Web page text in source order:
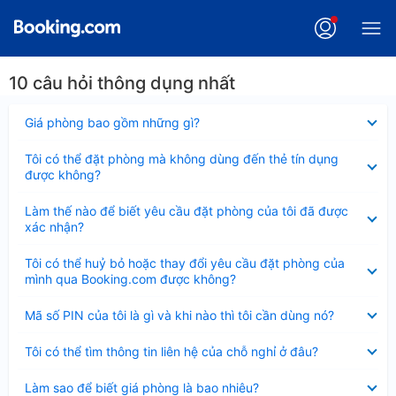
10 câu hỏi thông dụng nhất
Giá phòng bao gồm những gì?
thu
Tôi có thể đặt phòng mà không dùng đến thẻ tín dụng
được không?
thu
gọn
Làm thế nào để biết yêu cầu đặt phòng của tôi đã được
xác nhận?
thu
gọn
Tôi có thể huỷ bỏ hoặc thay đổi yêu cầu đặt phòng của
mình qua Booking.com được không?
thu
gọn
Mã số PIN của tôi là gì và khi nào thì tôi cần dùng nó?
thu
Tôi có thể tìm thông tin liên hệ của chỗ nghỉ ở đâu?
thu
Làm sao để biết giá phòng là bao nhiêu?
thu